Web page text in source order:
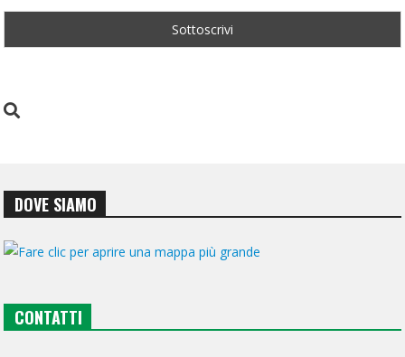
DOVE SIAMO
CONTATTI